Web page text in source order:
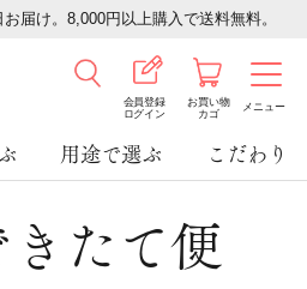
届け。8,000円以上購入で送料無料。
会員登録
ログイン
お買い物
カゴ
メニュー
用途で選ぶ こだわり
たて便